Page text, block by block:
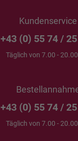
Kundenservice
+43 (0) 55 74 /
Täglich von 7.00 -
+43 (0) 55 74 /
Täglich von 7.00 -